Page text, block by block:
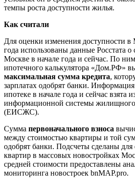
темпы роста доступности жилья.
Как считали
Для оценки изменения доступности в
года использованы данные Росстата о
Москве в начале года и сейчас. По
ипотечного калькулятора «Дом.РФ»
максимальная сумма кредита,
зарплатах одобрят банки.
ипотеке в начале года и сейчас взята
информационной системы жилищного
(ЕИСЖС).
Сумма первоначального взноса
между стоимостью квартиры и той
одобрят банки. Подсчеты сделаны
квартир в массовых новостройках
средней стоимости предоставлены
мониторинга новостроек bnMAP.prо.